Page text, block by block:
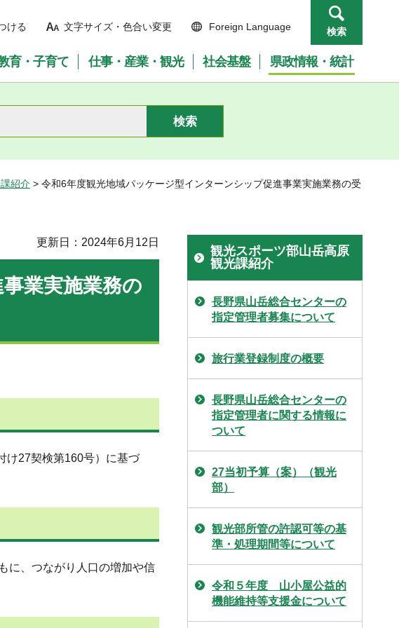
ける 文字サイズ・色合い変更 Foreign Language 検索
育・子育て 仕事・産業・観光 社会基盤 県政情報・統計
紹介 > 令和6年度観光地域パッケージ型インターンシップ促進事業実施業務の受
更新日：2024年6月12日
業実施業務の
け27契検第160号）に基づ
に、つながり人口の増加や信
観光スポーツ部山岳高原
観光課紹介
長野県山岳総合センターの
指定管理者募集について
旅行業登録制度の概要
長野県山岳総合センターの
指定管理者に関する情報に
ついて
27当初予算（案）（観光
部）
観光部所管の許認可等の基
準・処理期間等について
令和５年度 山小屋公益的
機能維持等支援金について